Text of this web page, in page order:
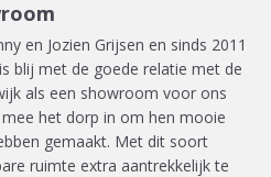
en Jozien Grijsen en sinds 2011
blij met de goede relatie met de
als een showroom voor ons
het dorp in om hen mooie
gemaakt. Met dit soort
ruimte extra aantrekkelijk te